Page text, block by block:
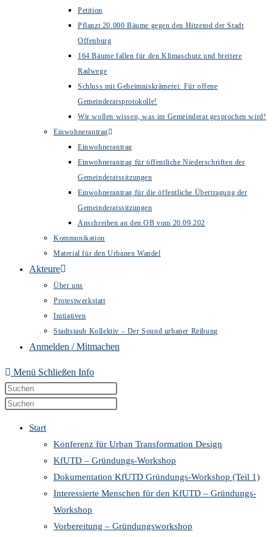
Petition
Pflanzt 20.000 Bäume gegen den Hitzetod der Stadt
Offenburg
164 Bäume fallen für den Klimaschutz und breitere
Radwege
Schluss mit Geheimniskrämerei: Für offene
Gemeinderatsprotokolle!
Wir wollen wissen, was im Gemeinderat gesprochen wird!
Einwohnerantrag
Einwohnerantrag
Einwohnerantrag für öffentliche Niederschriften der
Gemeinderatssitzungen
Einwohnerantrag für die öffentliche Übertragung der
Gemeinderatssitzungen
Anschreiben an den OB vom 20.09.202
Kommunikation
Material für den Urbanen Wandel
Akteure
Über uns
Protestwerkstatt
Initiativen
Stadtstaub Kollektiv – Der Sound urbaner Reibung
Anmelden / Mitmachen
Menü Schließen Info
Diese
Website
the
search
panel.
close
the
search
panel.
Start
Konferenz für Urban Transformation Design
KfUTD – Gründungs-Workshop
Dokumentation KfUTD Gründungs-Workshop (Teil 1)
Interessierte Menschen für den KfUTD – Gründungs-
Workshop
Vorbereitung – Gründungsworkshop